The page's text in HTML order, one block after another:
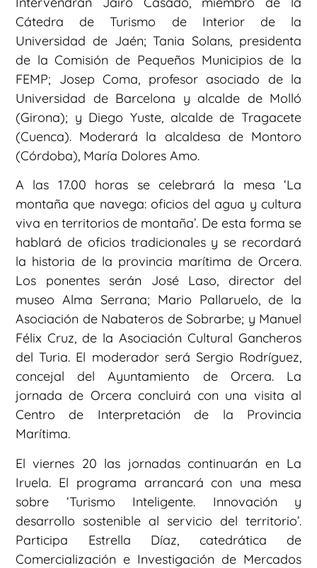
Cátedra de Turismo de Interior de la
Universidad de Jaén; Tania Solans, presidenta
de la Comisión de Pequeños Municipios de la
FEMP; Josep Coma, profesor asociado de la
Universidad de Barcelona y alcalde de Molló
(Girona); y Diego Yuste, alcalde de Tragacete
(Cuenca). Moderará la alcaldesa de Montoro
(Córdoba), María Dolores Amo.
A las 17.00 horas se celebrará la mesa ‘La
montaña que navega: oficios del agua y cultura
viva en territorios de montaña’. De esta forma se
hablará de oficios tradicionales y se recordará
la historia de la provincia marítima de Orcera.
Los ponentes serán José Laso, director del
museo Alma Serrana; Mario Pallaruelo, de la
Asociación de Nabateros de Sobrarbe; y Manuel
Félix Cruz, de la Asociación Cultural Gancheros
del Turia. El moderador será Sergio Rodríguez,
concejal del Ayuntamiento de Orcera. La
jornada de Orcera concluirá con una visita al
Centro de Interpretación de la Provincia
Marítima.
El viernes 20 las jornadas continuarán en La
Iruela. El programa arrancará con una mesa
sobre ‘Turismo Inteligente. Innovación y
desarrollo sostenible al servicio del territorio’.
Participa Estrella Díaz, catedrática de
Comercialización e Investigación de Mercados